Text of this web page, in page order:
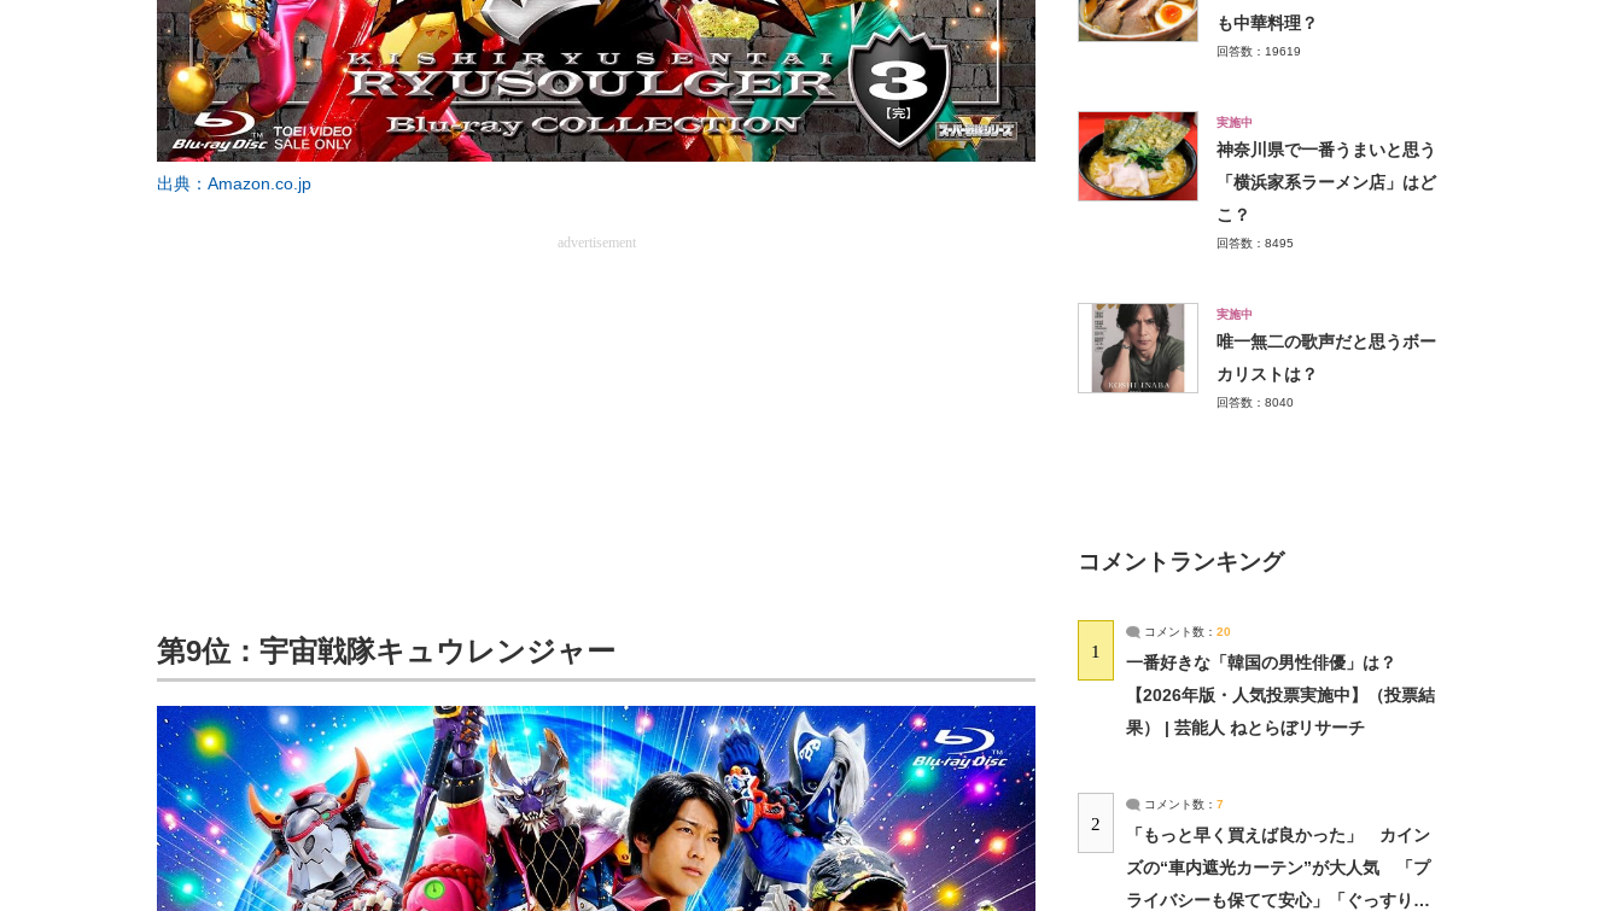
出典：Amazon.co.jp
advertisement
第9位：宇宙戦隊キュウレンジャー
も中華料理？
回答数：19619
実施中
神奈川県で一番うまいと思う
「横浜家系ラーメン店」はど
こ？
回答数：8495
実施中
唯一無二の歌声だと思うボー
カリストは？
回答数：8040
コメントランキング
1
コメント数： 20
一番好きな「韓国の男性俳優」は？
【2026年版・人気投票実施中】（投票結
果） | 芸能人 ねとらぼリサーチ
2
コメント数： 7
「もっと早く買えば良かった」 カイン
ズの“車内遮光カーテン”が大人気 「プ
ライバシーも保てて安心」「ぐっすり眠